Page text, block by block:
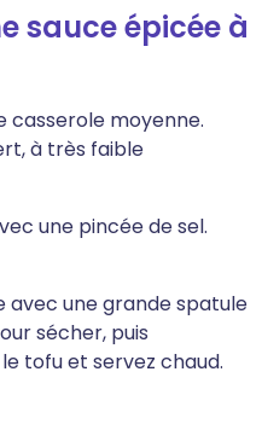
sauce épicée à
casserole moyenne.
à très faible
une pincée de sel.
avec une grande spatule
sécher, puis
tofu et servez chaud.